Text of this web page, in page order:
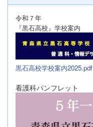
令和７年
『黒石高校』学校案内
黒石高校学校案内2025.pdf
看護科パンフレット